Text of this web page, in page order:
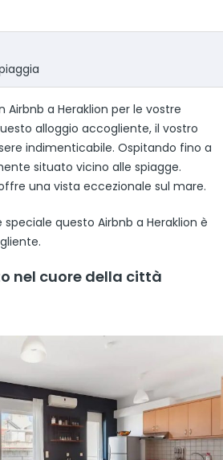
Airbnb a Heraklion per le vostre
alloggio accogliente, il vostro
indimenticabile. Ospitando fino a
situato vicino alle spiagge.
una vista eccezionale sul mare.
questo Airbnb a Heraklion è
nel cuore della città